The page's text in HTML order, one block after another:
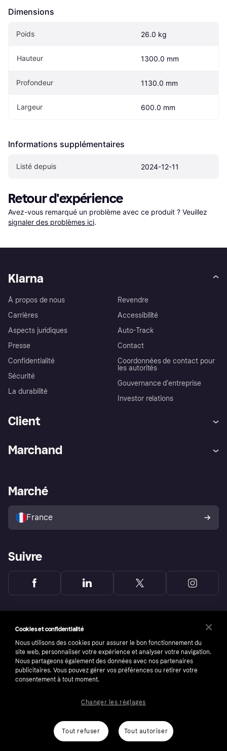
Dimensions
Poids 26.0 kg
Hauteur 1300.0 mm
Profondeur 1130.0 mm
Largeur 600.0 mm
Informations supplémentaires
Listé depuis 2024-12-11
Retour d'expérience
Avez-vous remarqué un problème avec ce produit ? Veuillez
signaler des problèmes ici.
Klarna
À propos de nous
Carrières
Aspects juridiques
Presse
Confidentialité
Sécurité
La durabilité
Revendre
Accessibilité
Auto-Track
Contact
Coordonnées de contact pour
les autorités
Gouvernance d’entreprise
Investor relations
Client
Explorez les magasins
Politique de protection de
l’acheteur Klarna
Marchand
Portail Marchand
Marché
France
Suivre
number: 556737-0431
ConditionsCookiesKlarna.com
Cookies et confidentialité
Nous utilisons des cookies pour assurer le bon fonctionnement du
site web, personnaliser votre expérience et analyser votre navigation.
Nous partageons également des données avec nos partenaires
publicitaires. Vous pouvez gérer vos préférences ou retirer votre
consentement à tout moment.
Tout refuser Tout autoriser
Changer les réglages